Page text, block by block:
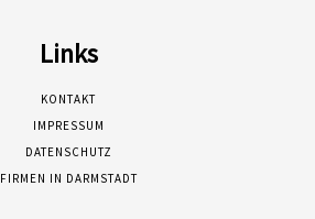
Links
KONTAKT
IMPRESSUM
DATENSCHUTZ
FIRMEN IN DARMSTADT